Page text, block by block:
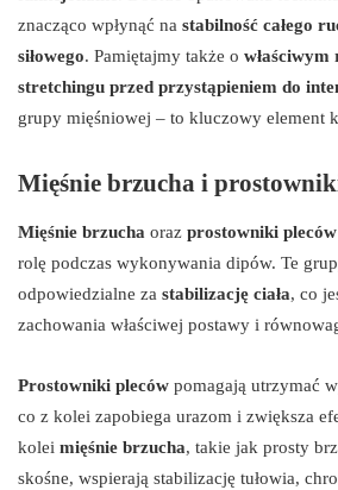
znacząco wpłynąć na stabilność całego
siłowego. Pamiętajmy także o
stretchingu przed przystąpieniem do
grupy mięśniowej – to kluczowy element
Mięśnie brzucha i
Mięśnie brzucha oraz prostowniki pleców
rolę podczas wykonywania dipów. Te
odpowiedzialne za stabilizację ciała, co
zachowania właściwej postawy i
Prostowniki pleców pomagają utrzymać
co z kolei zapobiega urazom i zwiększa
kolei mięśnie brzucha, takie jak prosty
skośne, wspierają stabilizację tułowia,